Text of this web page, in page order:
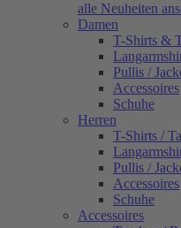
alle Neuheiten
Damen
T-Shirts &
Pullis /
Accessoires
Schuhe
Herren
T-Shirts /
Pullis /
Accessoires
Schuhe
Accessoires